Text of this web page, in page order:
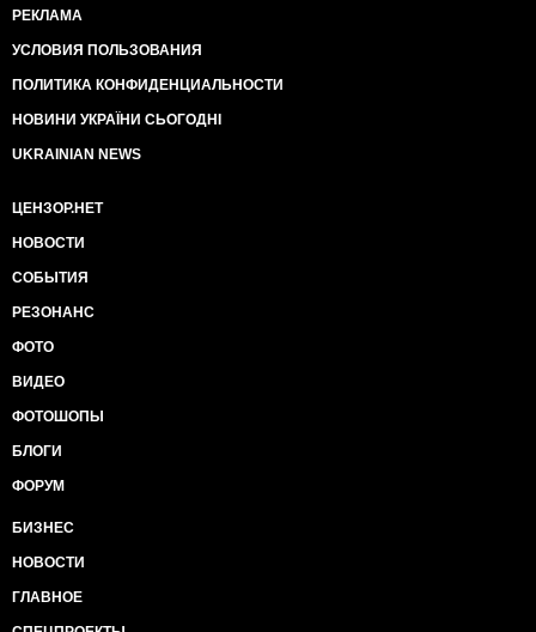
РЕКЛАМА
УСЛОВИЯ ПОЛЬЗОВАНИЯ
ПОЛИТИКА КОНФИДЕНЦИАЛЬНОСТИ
НОВИНИ УКРАЇНИ СЬОГОДНІ
UKRAINIAN NEWS
ЦЕНЗОР.НЕТ
НОВОСТИ
СОБЫТИЯ
РЕЗОНАНС
ФОТО
ВИДЕО
ФОТОШОПЫ
БЛОГИ
ФОРУМ
БИЗНЕС
НОВОСТИ
ГЛАВНОЕ